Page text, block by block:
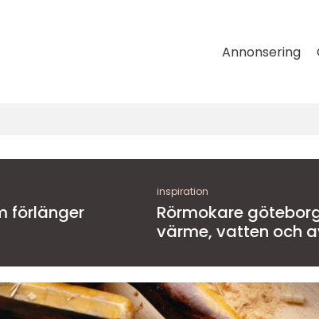
Annonsering
förlänger
inspiration
Rörmokare göteborg trygg hjälp
värme, vatten och